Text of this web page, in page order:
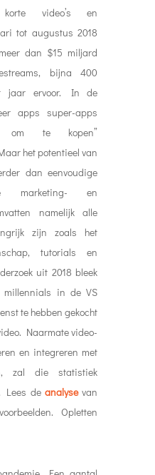
korte video’s en
tot augustus 2018
dan $15 miljard
bijna 400
jaar ervoor. In de
apps super-apps
om te kopen”
het potentieel van
dan eenvoudige
marketing- en
namelijk alle
zijn zoals het
tutorials en
uit 2018 bleek
in de VS
te hebben gekocht
Naarmate video-
en integreren met
zal die statistiek
Lees deanalysevan
Opletten